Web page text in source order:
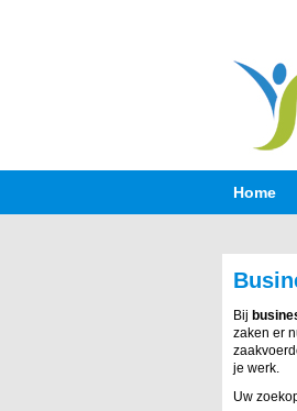
Home
Bij
zaken er
je werk.
Uw